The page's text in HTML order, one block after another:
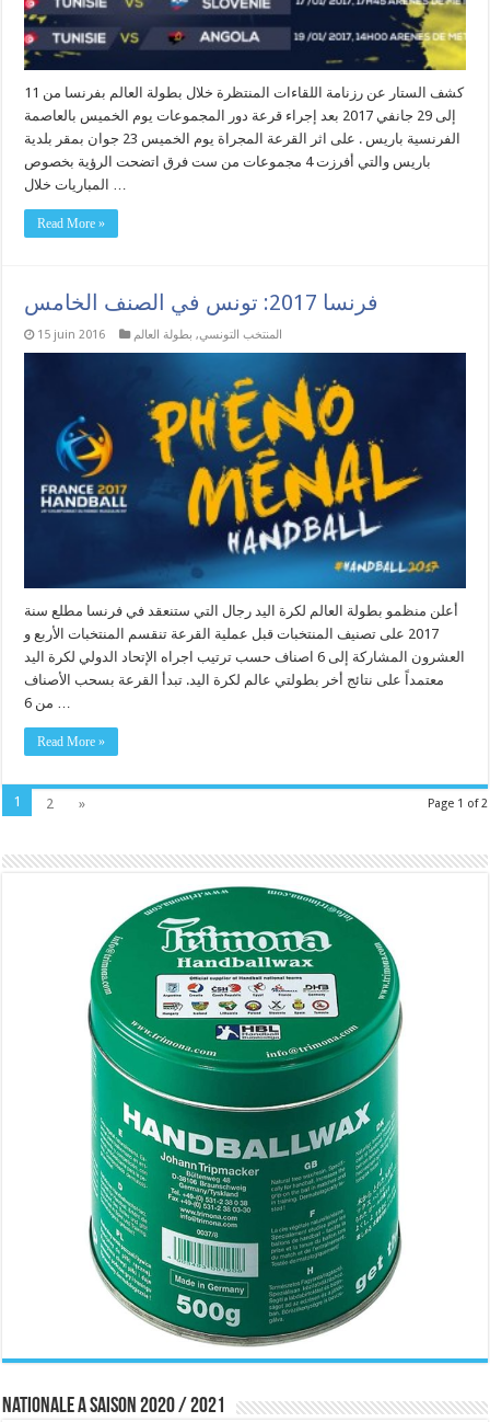
كشف الستار عن رزنامة اللقاءات المنتظرة خلال بطولة العالم بفرنسا من 11
إلى 29 جانفي 2017 بعد إجراء قرعة دور المجموعات يوم الخميس بالعاصمة
الفرنسية باريس . على اثر القرعة المجراة يوم الخميس 23 جوان بمقر بلدية
باريس والتي أفرزت 4 مجموعات من ست فرق اتضحت الرؤية بخصوص
Read More »
فرنسا 2017: تونس في الصنف الخامس
15 juin 2016 المنتخب التونسي, بطولة العالم
أعلن منظمو بطولة العالم لكرة اليد رجال التي ستنعقد في فرنسا مطلع سنة
2017 على تصنيف المنتخبات قبل عملية القرعة تنقسم المنتخبات الأربع و
العشرون المشاركة إلى 6 اصناف حسب ترتيب اجراه الإتحاد الدولي لكرة اليد
معتمداً على نتائج أخر بطولتي عالم لكرة اليد. تبدأ القرعة بسحب الأصناف
Read More »
Page 1 of 2
1 2 »
Nationale A saison 2020 / 2021